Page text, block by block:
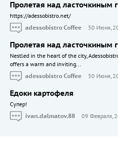
Пролетая над ласточкиным
https://adessobistro.net/
adessobistro Coffee
30 Июня,
Пролетая над ласточкиным
Nestled in the heart of the city,
offers a warm and inviting...
adessobistro Coffee
30 Июня,
Едоки картофеля
Cупер!
ivan.dalmatov.88
09 Февраля,